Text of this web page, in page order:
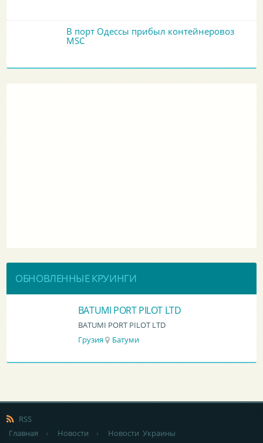
В порт Одессы прибыл контейнеровоз
MSC
ОБНОВЛЕННЫЕ КРУИНГИ
BATUMI PORT PILOT LTD
BATUMI PORT PILOT LTD
Грузия
Батуми
RSS
Главная
› Новости › Новости Украины